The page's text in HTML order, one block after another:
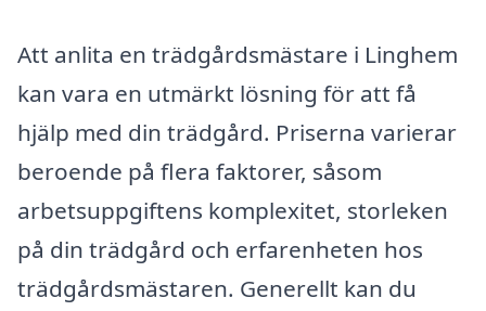
Att anlita en trädgårdsmästare i Linghem
kan vara en utmärkt lösning för att få
hjälp med din trädgård. Priserna varierar
beroende på flera faktorer, såsom
arbetsuppgiftens komplexitet, storleken
på din trädgård och erfarenheten hos
trädgårdsmästaren. Generellt kan du